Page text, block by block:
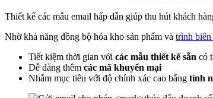
Thiết kế các mẫu email hấp dẫn giúp thu hút khách
Nhờ khả năng đồng bộ hóa kho sản phẩm và trình biên
Tiết kiệm thời gian với các mẫu thiết kế sẵn có
Dễ dàng thêm các mã khuyến mại
Nhắm mục tiêu với độ chính xác cao bằng tính